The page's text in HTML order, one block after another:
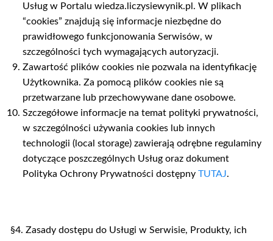
Usług w Portalu wiedza.liczysiewynik.pl. W plikach
“cookies” znajdują się informacje niezbędne do
prawidłowego funkcjonowania Serwisów, w
szczególności tych wymagających autoryzacji.
Zawartość plików cookies nie pozwala na identyfikację
Użytkownika. Za pomocą plików cookies nie są
przetwarzane lub przechowywane dane osobowe.
Szczegółowe informacje na temat polityki prywatności,
w szczególności używania cookies lub innych
technologii (local storage) zawierają odrębne regulaminy
dotyczące poszczególnych Usług oraz dokument
Polityka Ochrony Prywatności dostępnyTUTAJ.
§4. Zasady dostępu do Usługi w Serwisie, Produkty, ich